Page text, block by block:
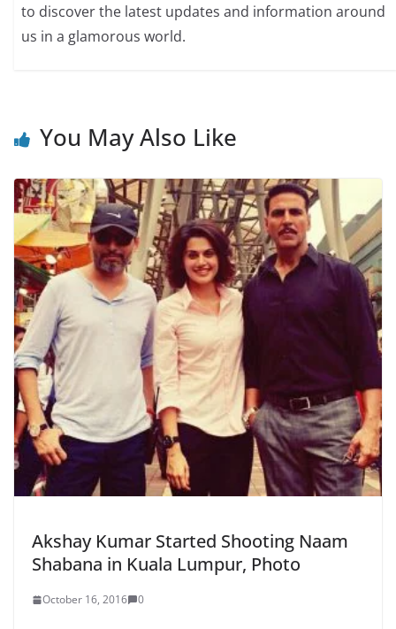
to discover the latest updates and information around
us in a glamorous world.
You May Also Like
Akshay Kumar Started Shooting Naam
Shabana in Kuala Lumpur, Photo
October 16, 2016 0